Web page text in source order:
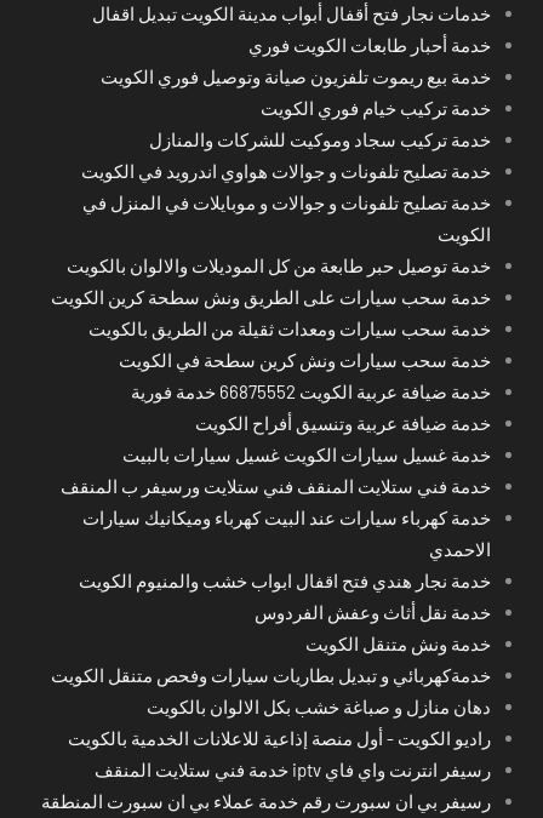
خدمات نجار فتح أقفال أبواب مدينة الكويت تبديل اقفال
خدمة أحبار طابعات الكويت فوري
خدمة بيع ريموت تلفزيون صيانة وتوصيل فوري الكويت
خدمة تركيب خيام فوري الكويت
خدمة تركيب سجاد وموكيت للشركات والمنازل
خدمة تصليح تلفونات و جوالات هواوي اندرويد في الكويت
خدمة تصليح تلفونات و جوالات و موبايلات في المنزل في
الكويت
خدمة توصيل حبر طابعة من كل الموديلات والالوان بالكويت
خدمة سحب سيارات على الطريق ونش سطحة كرين الكويت
خدمة سحب سيارات ومعدات ثقيلة من الطريق بالكويت
خدمة سحب سيارات ونش كرين سطحة في الكويت
خدمة ضيافة عربية الكويت 66875552 خدمة فورية
خدمة ضيافة عربية وتنسيق أفراح الكويت
خدمة غسيل سيارات الكويت غسيل سيارات بالبيت
خدمة فني ستلايت المنقف فني ستلايت ورسيفر ب المنقف
خدمة كهرباء سيارات عند البيت كهرباء وميكانيك سيارات
الاحمدي
خدمة نجار هندي فتح اقفال ابواب خشب والمنيوم الكويت
خدمة نقل أثاث وعفش الفردوس
خدمة ونش متنقل الكويت
خدمةكهربائي و تبديل بطاريات سيارات وفحص متنقل الكويت
دهان منازل و صباغة خشب بكل الالوان بالكويت
راديو الكويت - أول منصة إذاعية للاعلانات الخدمية بالكويت
رسيفر انترنت واي فاي iptv خدمة فني ستلايت المنقف
رسيفر بي ان سبورت رقم خدمة عملاء بي ان سبورت المنطقة